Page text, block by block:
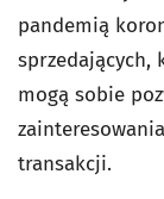
pandemią
sprzedających,
mogą sobie
transakcji.